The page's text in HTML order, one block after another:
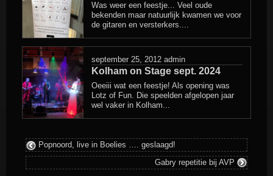
Was weer een feestje... Veel oude
bekenden maar natuurlijk kwamen we voor
de gitaren en versterkers....
september 25, 2012 admin
Kolham on Stage sept. 2024
Oeeiii wat een feestje! Als opening was
Lotz of Fun. Die speelden afgelopen jaar
wel vaker in Kolham...
Popnoord, live in Boelies …. geslaagd!
Gabry repetitie bij AVP